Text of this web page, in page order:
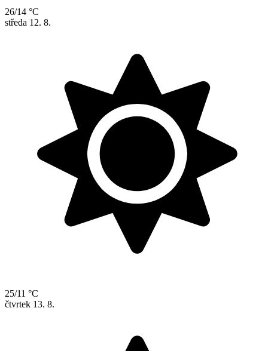
26/14 °C
středa 12. 8.
25/11 °C
čtvrtek 13. 8.